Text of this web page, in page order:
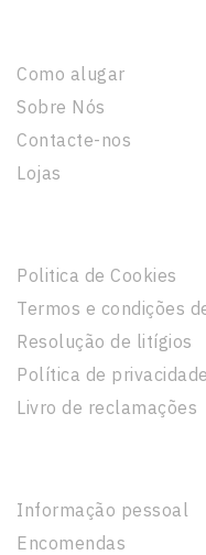
Como alugar
Sobre Nós
Contacte-nos
Lojas
Politica de Cookies
Termos e condições
Resolução de litígios
Política de privacidade
Livro de reclamações
Informação pessoal
Encomendas